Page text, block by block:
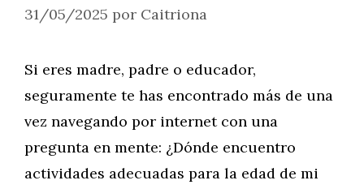
31/05/2025 por Caitriona
Si eres madre, padre o educador,
seguramente te has encontrado más de una
vez navegando por internet con una
pregunta en mente: ¿Dónde encuentro
actividades adecuadas para la edad de mi